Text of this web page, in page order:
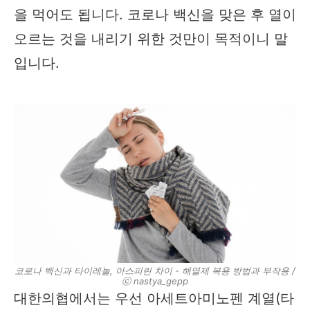
을 먹어도 됩니다. 코로나 백신을 맞은 후 열이
오르는 것을 내리기 위한 것만이 목적이니 말
입니다.
코로나 백신과 타이레놀, 아스피린 차이 - 해열제 복용 방법과 부작용 /
ⓒ nastya_gepp
대한의협에서는 우선 아세트아미노펜 계열(타